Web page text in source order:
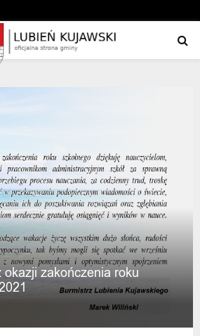
zakończenia roku